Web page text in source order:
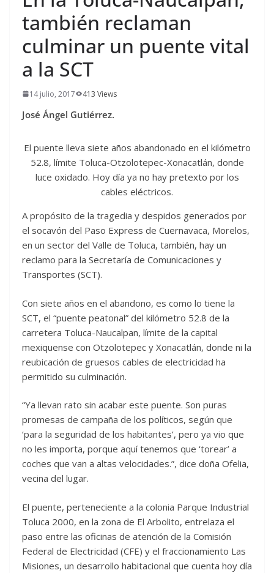
también reclaman
culminar un puente vital
a la SCT
14 julio, 2017 413 Views
José Ángel Gutiérrez.
El puente lleva siete años abandonado en el kilómetro
52.8, límite Toluca-Otzolotepec-Xonacatlán, donde
luce oxidado. Hoy día ya no hay pretexto por los
cables eléctricos.
A propósito de la tragedia y despidos generados por
el socavón del Paso Express de Cuernavaca, Morelos,
en un sector del Valle de Toluca, también, hay un
reclamo para la Secretaría de Comunicaciones y
Transportes (SCT).
Con siete años en el abandono, es como lo tiene la
SCT, el “puente peatonal” del kilómetro 52.8 de la
carretera Toluca-Naucalpan, límite de la capital
mexiquense con Otzolotepec y Xonacatlán, donde ni la
reubicación de gruesos cables de electricidad ha
permitido su culminación.
“Ya llevan rato sin acabar este puente. Son puras
promesas de campaña de los políticos, según que
‘para la seguridad de los habitantes’, pero ya vio que
no les importa, porque aquí tenemos que ‘torear’ a
coches que van a altas velocidades.”, dice doña Ofelia,
vecina del lugar.
El puente, perteneciente a la colonia Parque Industrial
Toluca 2000, en la zona de El Arbolito, entrelaza el
paso entre las oficinas de atención de la Comisión
Federal de Electricidad (CFE) y el fraccionamiento Las
Misiones, un desarrollo habitacional que cuenta hoy día